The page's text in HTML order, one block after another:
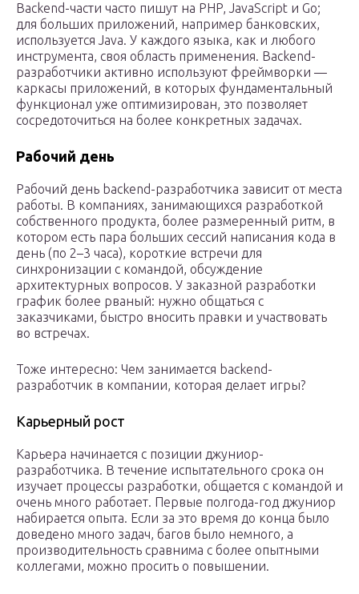
Backend-части часто пишут на PHP, JavaScript и Go;
для больших приложений, например банковских,
используется Java. У каждого языка, как и любого
инструмента, своя область применения. Backend-
разработчики активно используют фреймворки —
каркасы приложений, в которых фундаментальный
функционал уже оптимизирован, это позволяет
сосредоточиться на более конкретных задачах.
Рабочий день
Рабочий день backend-разработчика зависит от места
работы. В компаниях, занимающихся разработкой
собственного продукта, более размеренный ритм, в
котором есть пара больших сессий написания кода в
день (по 2–3 часа), короткие встречи для
синхронизации с командой, обсуждение
архитектурных вопросов. У заказной разработки
график более рваный: нужно общаться с
заказчиками, быстро вносить правки и участвовать
во встречах.
Тоже интересно: Чем занимается backend-
разработчик в компании, которая делает игры?
Карьерный рост
Карьера начинается с позиции джуниор-
разработчика. В течение испытательного срока он
изучает процессы разработки, общается с командой и
очень много работает. Первые полгода-год джуниор
набирается опыта. Если за это время до конца было
доведено много задач, багов было немного, а
производительность сравнима с более опытными
коллегами, можно просить о повышении.